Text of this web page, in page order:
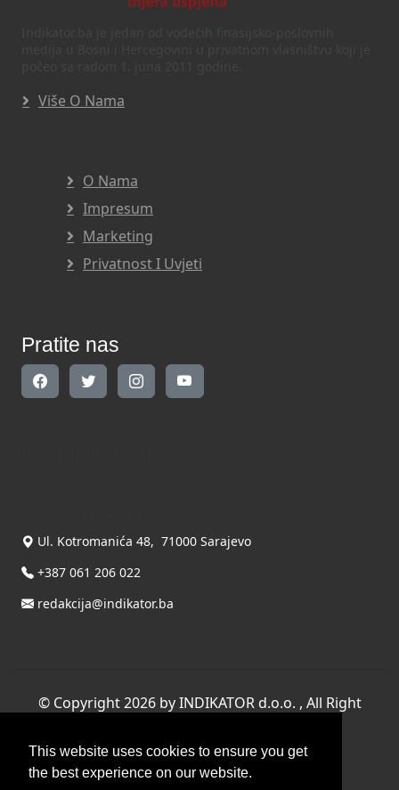
This website uses cookies to ensure you get
the best experience on our website.
Više O Nama
O Nama
Impresum
Marketing
Privatnost I Uvjeti
Pratite nas
Ul. Kotromanića 48, 71000 Sarajevo
+387 061 206 022
redakcija@indikator.ba
© Copyright 2026 by INDIKATOR d.o.o. , All Right
Terms Of Use|Privacy Statement
Powered by THYME SYSTEMS doo